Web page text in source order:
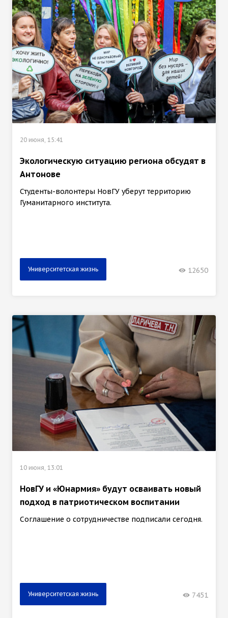
20 июня, 15:41
Экологическую ситуацию региона обсудят в
Антонове
Студенты-волонтеры НовГУ уберут территорию
Гуманитарного института.
Университетская жизнь 12650
10 июня, 13:01
НовГУ и «Юнармия» будут осваивать новый
подход в патриотическом воспитании
Соглашение о сотрудничестве подписали сегодня.
Университетская жизнь 7451